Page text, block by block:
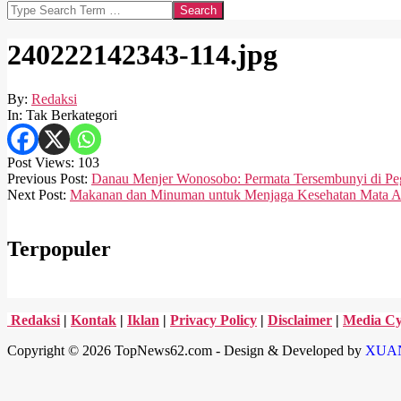
Search
240222142343-114.jpg
By: Redaksi
In: Tak Berkategori
Post Views: 103
2024-
02-
Previous Post: Danau Menjer Wonosobo: Permata Tersembunyi di
Next Post: Makanan dan Minuman untuk Menjaga Kesehatan Mata
Terpopuler
Redaksi | Kontak | Iklan | Privacy Policy | Disclaimer | Media
Copyright © 2026 TopNews62.com - Design & Developed by